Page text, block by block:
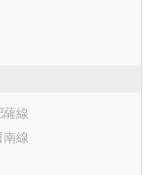
三股町
西米良村
川南町
薩線
南線